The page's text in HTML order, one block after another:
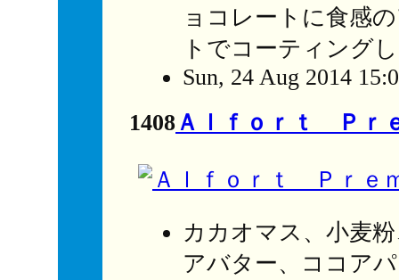
ョコレートに食感
トでコーティング
Sun, 24 Aug 2014
1408Ａｌｆｏｒｔ Ｐｒ
カカオマス、小麦
アバター、ココア